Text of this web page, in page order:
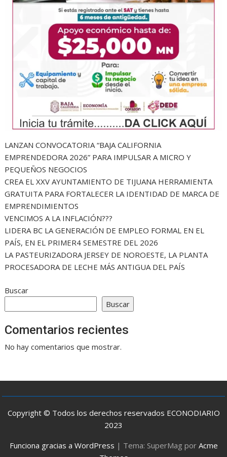
LANZAN CONVOCATORIA “BAJA CALIFORNIA
EMPRENDEDORA 2026” PARA IMPULSAR A MICRO Y
PEQUEÑOS NEGOCIOS
CREA EL XXV AYUNTAMIENTO DE TIJUANA HERRAMIENTA
GRATUITA PARA FORTALECER LA IDENTIDAD DE MARCA DE
EMPRENDIMIENTOS
VENCIMOS A LA INFLACIÓN???
LIDERA BC LA GENERACIÓN DE EMPLEO FORMAL EN EL
PAÍS, EN EL PRIMER4 SEMESTRE DEL 2026
LA PASTEURIZADORA JERSEY DE NOROESTE, LA PLANTA
PROCESADORA DE LECHE MÁS ANTIGUA DEL PAÍS
Buscar
Buscar
Comentarios recientes
No hay comentarios que mostrar.
Copyright © Todos los derechos reservados ECONODIARIO
2023
Funciona gracias a WordPress | Tema: SuperMag por Acme